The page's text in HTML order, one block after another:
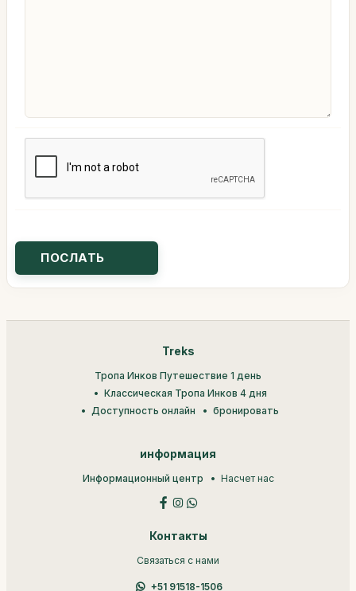
Treks
Тропа Инков Путешествие 1 день
Классическая Тропа Инков 4 дня
Доступность онлайн
бронировать
информация
Информационный центр Насчет нас
Контакты
Связаться с нами
+51 91518-1506